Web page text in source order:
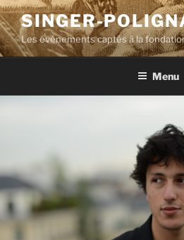
Aller
au
contenu
principal
SINGER-
Les événements captés à la
Menu